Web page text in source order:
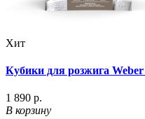
Хит
Кубики для розжига
1 890 р.
В корзину